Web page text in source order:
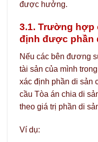
được hưởng.
3.1. Trường hợp
định được phần
Nếu các bên đương
tài sản của mình
xác định phần di sản
cầu Tòa án chia di
theo giá trị phần di
Ví dụ: